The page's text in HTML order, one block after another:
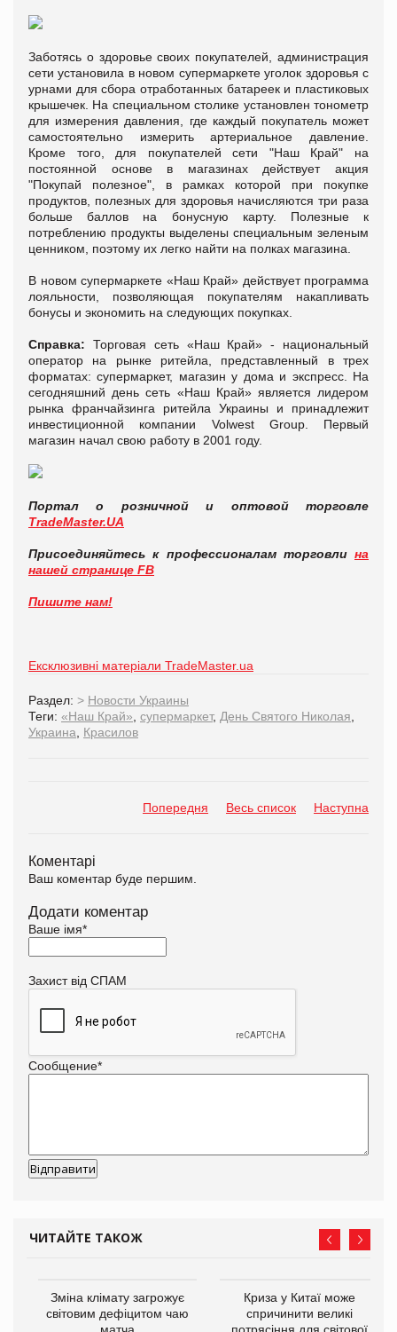
Заботясь о здоровье своих покупателей, администрация
сети установила в новом супермаркете уголок здоровья с
урнами для сбора отработанных батареек и пластиковых
крышечек. На специальном столике установлен тонометр
для измерения давления, где каждый покупатель может
самостоятельно измерить артериальное давление.
Кроме того, для покупателей сети "Наш Край" на
постоянной основе в магазинах действует акция
"Покупай полезное", в рамках которой при покупке
продуктов, полезных для здоровья начисляются три раза
больше баллов на бонусную карту. Полезные к
потреблению продукты выделены специальным зеленым
ценником, поэтому их легко найти на полках магазина.
В новом супермаркете «Наш Край» действует программа
лояльности, позволяющая покупателям накапливать
бонусы и экономить на следующих покупках.
Справка: Торговая сеть «Наш Край» - национальный
оператор на рынке ритейла, представленный в трех
форматах: супермаркет, магазин у дома и экспресс. На
сегодняшний день сеть «Наш Край» является лидером
рынка франчайзинга ритейла Украины и принадлежит
инвестиционной компании Volwest Group. Первый
магазин начал свою работу в 2001 году.
Портал о розничной и оптовой торговле
TradeMaster.UA
Присоединяйтесь к профессионалам торговли на
нашей странице FB
Пишите нам!
Ексклюзивні матеріали TradeMaster.ua
Раздел: > Новости Украины
Теги: «Наш Край» супермаркет, День Святого Николая
Украина
Красилов
Попередня Весь список Наступна
Коментарі
Ваш коментар буде першим.
Додати коментар
Ваше імя*
Захист від СПАМ
Сообщение*
ЧИТАЙТЕ ТАКОЖ
Зміна клімату загрожує
світовим дефіцитом чаю
Криза у Китаї може
спричинити великі